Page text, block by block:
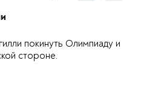
покинуть Олимпиаду и
стороне.